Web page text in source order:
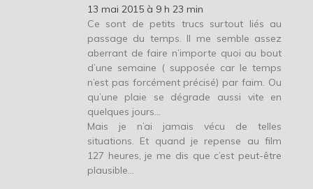
13 mai 2015 à 9 h 23 min
Ce sont de petits trucs surtout liés au
passage du temps. Il me semble assez
aberrant de faire n’importe quoi au bout
d’une semaine ( supposée car le temps
n’est pas forcément précisé) par faim. Ou
qu’une plaie se dégrade aussi vite en
quelques jours…
Mais je n’ai jamais vécu de telles
situations. Et quand je repense au film
127 heures, je me dis que c’est peut-être
plausible…